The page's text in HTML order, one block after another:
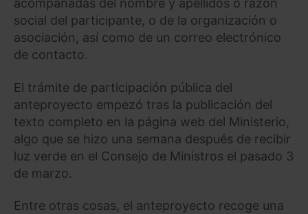
acompañadas del nombre y apellidos o razón
social del participante, o de la organización o
asociación, así como de un correo electrónico
de contacto.
El trámite de participación pública del
anteproyecto empezó tras la publicación del
texto completo en la página web del Ministerio,
algo que se hizo una semana después de recibir
luz verde en el Consejo de Ministros el pasado 3
de marzo.
Entre otras cosas, el anteproyecto recoge una